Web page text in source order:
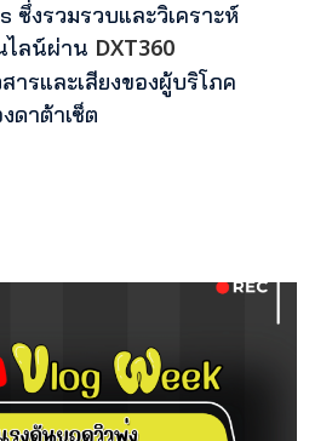
ซึ่งรวมรวบและวิเคราะห์
ไลน์ผ่าน DXT360
รและเสียงของผู้บริโภค
ดาต้าเซ็ต